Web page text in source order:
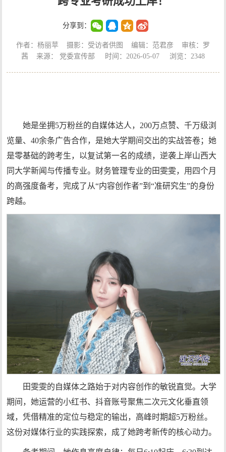
分享到：
作者：杨丽苹 摄影：受访者供图 编辑：范君彦 审核：罗
茜 来源： 党委宣传部 时间：2026-05-07 浏览： 2348
她是坐拥5万粉丝的自媒体达人，200万点赞、千万级浏
览量、40余条广告合作，是她大学期间交出的实战答卷；她
是零基础的跨考生，以复试第一名的成绩，逆袭上岸山西大
同大学新闻与传播专业。财务管理专业的田雯雯，用四个月
的高强度备考，完成了从“内容创作者”到“准研究生”的身份
跨越。
田雯雯的自媒体之路始于对内容创作的敏锐直觉。大学
期间，她运营的小红书、抖音账号聚焦二次元文化垂直领
域，凭借精准的定位与稳定的输出，高峰时期超5万粉丝。
这份对媒体行业的实践探索，成了她跨考新传的核心动力。